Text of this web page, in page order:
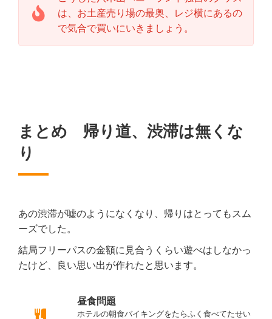
は、お土産売り場の最奥、レジ横にあるの
で気合で買いにいきましょう。
まとめ 帰り道、渋滞は無くな
り
あの渋滞が嘘のようになくなり、帰りはとってもスム
ーズでした。
結局フリーパスの金額に見合うくらい遊べはしなかっ
たけど、良い思い出が作れたと思います。
昼食問題
ホテルの朝食バイキングをたらふく食べてたせい